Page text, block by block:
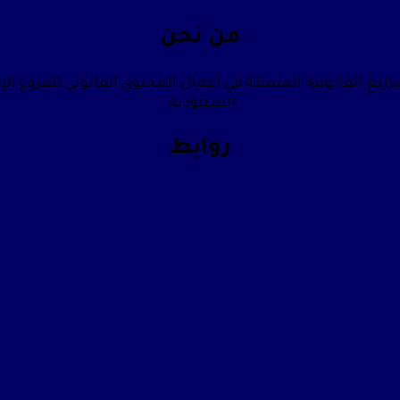
من نحن
القانونية المتمثلة في أعمال المحتوى القانوني للفروع
السعودية.
روابط